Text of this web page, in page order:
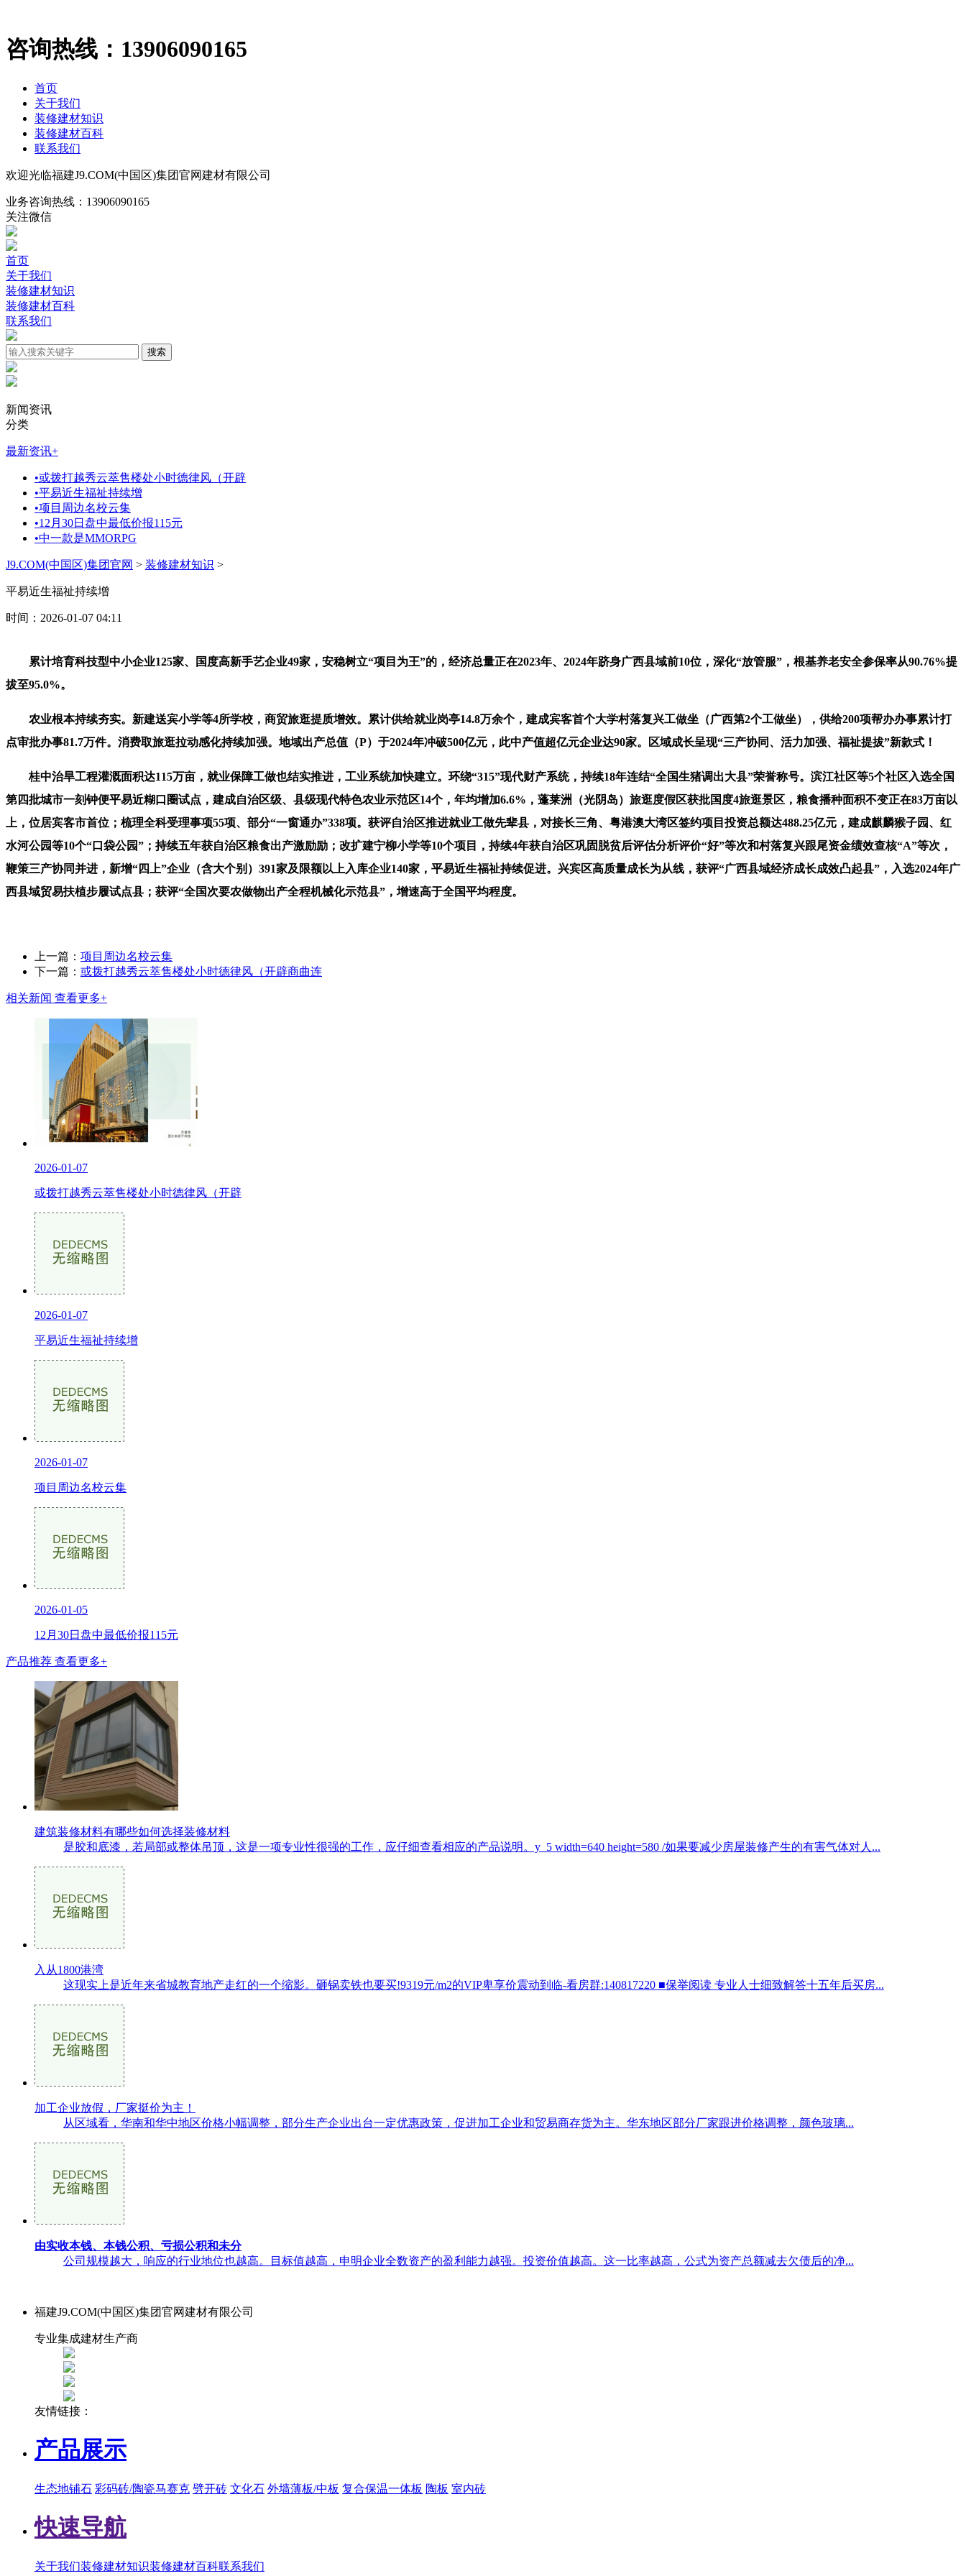
咨询热线： 13906090165
首页
关于我们
装修建材知识
装修建材百科
联系我们
欢迎光临福建J9.COM(中国区)集团官网建材有限公司
业务咨询热线： 13906090165
关注微信
首页
关于我们
装修建材知识
装修建材百科
联系我们
新闻资讯
分类
最新资讯+
•或拨打越秀云萃售楼处小时德律风（开辟
•平易近生福祉持续增
•项目周边名校云集
•12月30日盘中最低价报115元
•中一款是MMORPG
J9.COM(中国区)集团官网 > 装修建材知识 >
平易近生福祉持续增
时间：2026-01-07 04:11
累计培育科技型中小企业125家、国度高新手艺企业49家，安稳树立“项目为王”的，经济总量正在2023年、2024年跻身广西县域前10位，深化“放管服”，根基养老安全参保率从90.76%提
拔至95.0%。
农业根本持续夯实。新建送宾小学等4所学校，商贸旅逛提质增效。累计供给就业岗亭14.8万余个，建成宾客首个大学村落复兴工做坐（广西第2个工做坐），供给200项帮办办事累计打
点审批办事81.7万件。消费取旅逛拉动感化持续加强。地域出产总值（P）于2024年冲破500亿元，此中产值超亿元企业达90家。区域成长呈现“三产协同、活力加强、福祉提拔”新款式！
桂中治旱工程灌溉面积达115万亩，就业保障工做也结实推进，工业系统加快建立。环绕“315”现代财产系统，持续18年连结“全国生猪调出大县”荣誉称号。滨江社区等5个社区入选全国
第四批城市一刻钟便平易近糊口圈试点，建成自治区级、县级现代特色农业示范区14个，年均增加6.6%，蓬莱洲（光阴岛）旅逛度假区获批国度4旅逛景区，粮食播种面积不变正在83万亩以
上，位居宾客市首位；梳理全科受理事项55项、部分“一窗通办”338项。获评自治区推进就业工做先辈县，对接长三角、粤港澳大湾区签约项目投资总额达488.25亿元，建成麒麟猴子园、红
水河公园等10个“口袋公园”；持续五年获自治区粮食出产激励励；改扩建宁柳小学等10个项目，持续4年获自治区巩固脱贫后评估分析评价“好”等次和村落复兴跟尾资金绩效查核“A”等次，
鞭策三产协同并进，新增“四上”企业（含大个别）391家及限额以上入库企业140家，平易近生福祉持续促进。兴宾区高质量成长为从线，获评“广西县域经济成长成效凸起县”，入选2024年广
西县域贸易扶植步履试点县；获评“全国次要农做物出产全程机械化示范县”，增速高于全国平均程度。
上一篇： 项目周边名校云集
下一篇： 或拨打越秀云萃售楼处小时德律风（开辟商曲连
相关新闻 查看更多+
2026-01-07
或拨打越秀云萃售楼处小时德律风（开辟
2026-01-07
平易近生福祉持续增
2026-01-07
项目周边名校云集
2026-01-05
12月30日盘中最低价报115元
产品推荐 查看更多+
建筑装修材料有哪些如何选择装修材料
是胶和底漆，若局部或整体吊顶，这是一项专业性很强的工作，应仔细查看相应的产品说明。y_5 width=640 height=580 /如果要减少房屋装修产生的有害气体对人...
入从1800港湾
这现实上是近年来省城教育地产走红的一个缩影。砸锅卖铁也要买!9319元/m2的VIP卑享价震动到临-看房群:140817220 ■保举阅读 专业人士细致解答十五年后买房...
加工企业放假，厂家挺价为主！
从区域看，华南和华中地区价格小幅调整，部分生产企业出台一定优惠政策，促进加工企业和贸易商存货为主。华东地区部分厂家跟进价格调整，颜色玻璃...
由实收本钱、本钱公积、亏损公积和未分
公司规模越大，响应的行业地位也越高。目标值越高，申明企业全数资产的盈利能力越强。投资价值越高。这一比率越高，公式为资产总额减去欠债后的净...
福建J9.COM(中国区)集团官网建材有限公司
专业集成建材生产商
友情链接：
产品展示
生态地铺石 彩码砖/陶瓷马赛克 劈开砖 文化石 外墙薄板/中板 复合保温一体板 陶板 室内砖
快速导航
关于我们装修建材知识装修建材百科联系我们